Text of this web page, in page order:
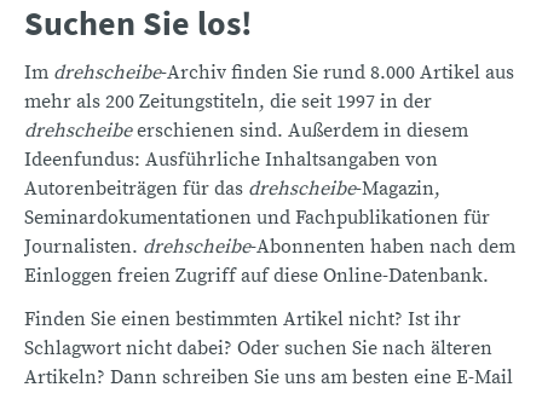
Suchen Sie los!
Im drehscheibe-Archiv finden Sie rund 8.000 Artikel aus
mehr als 200 Zeitungstiteln, die seit 1997 in der
drehscheibeerschienen sind. Außerdem in diesem
Ideenfundus: Ausführliche Inhaltsangaben von
Autorenbeiträgen für das drehscheibe-Magazin,
Seminardokumentationen und Fachpublikationen für
Journalisten. drehscheibe-Abonnenten haben nach dem
Einloggen freien Zugriff auf diese Online-Datenbank.
Finden Sie einen bestimmten Artikel nicht? Ist ihr
Schlagwort nicht dabei? Oder suchen Sie nach älteren
Artikeln? Dann schreiben Sie uns am besten eine E-Mail